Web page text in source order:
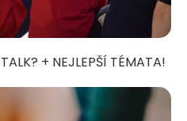
+ NEJLEPŠÍ TÉMATA!